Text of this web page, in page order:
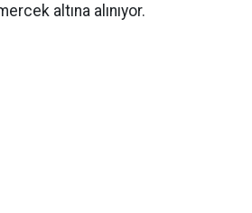
altına alınıyor.